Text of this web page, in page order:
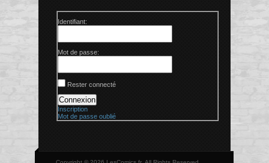
Identifiant:
Mot de passe:
Rester connecté
Connexion
Inscription
Mot de passe oublié